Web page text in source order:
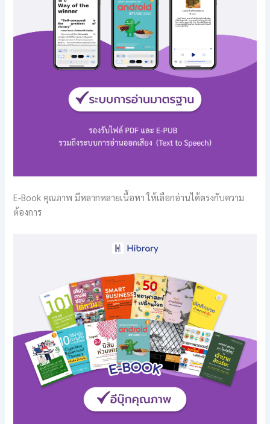
E-Book คุณภาพ มีหลากหลายเนื้อหา ให้เลือกอ่านได้ตรงกับความ
ต้องการ